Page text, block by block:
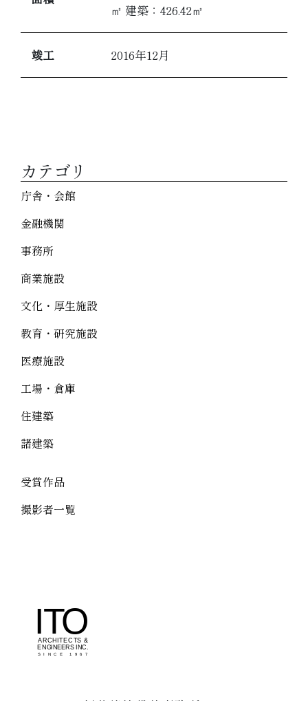
カテゴリ
庁舎・会館
金融機関
事務所
商業施設
文化・厚生施設
教育・研究施設
医療施設
工場・倉庫
住建築
諸建築
受賞作品
撮影者一覧
㎡ 建築：426.42㎡
竣工 2016年12月